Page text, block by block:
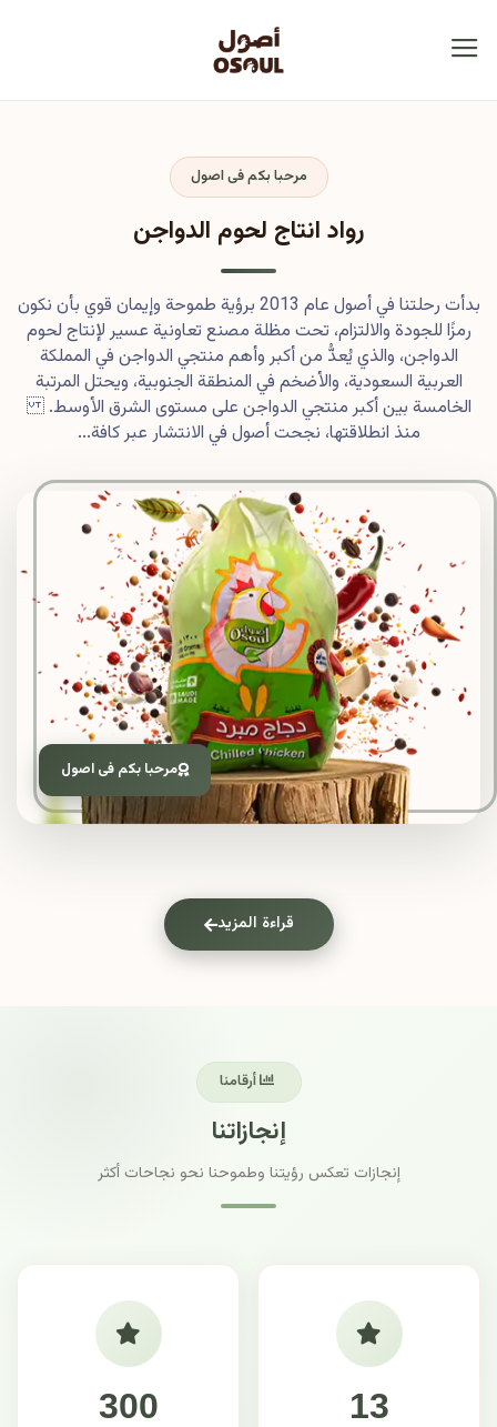
مرحبا بكم فى اصول
مرحبا بكم فى اصول
رواد انتاج لحوم الدواجن
بدأت رحلتنا في أصول عام 2013 برؤية طموحة وإيمان قوي بأن نكون
رمزًا للجودة والالتزام، تحت مظلة مصنع تعاونية عسير لإنتاج لحوم
الدواجن، والذي يُعدُّ من أكبر وأهم منتجي الدواجن في المملكة
العربية السعودية، والأضخم في المنطقة الجنوبية، ويحتل المرتبة
الخامسة بين أكبر منتجي الدواجن على مستوى الشرق الأوسط.
منذ انطلاقتها، نجحت أصول في الانتشار عبر كافة...
قراءة المزيد
أرقامنا
إنجازاتنا
إنجازات تعكس رؤيتنا وطموحنا نحو نجاحات أكثر
13
300